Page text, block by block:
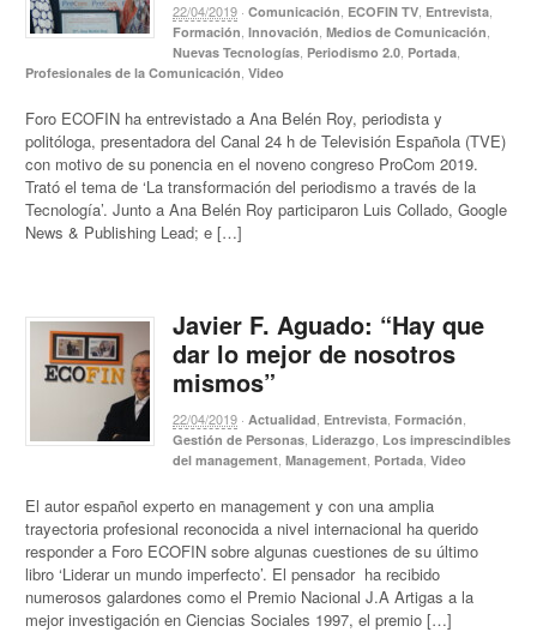
22/04/2019 ·Comunicación, ECOFIN TV, Entrevista,
Formación,Innovación,Medios de Comunicación,
Nuevas Tecnologías, Periodismo 2.0, Portada,
Profesionales de la Comunicación,Video
Foro ECOFIN ha entrevistado a Ana Belén Roy, periodista y
politóloga, presentadora del Canal 24 h de Televisión Española (TVE)
con motivo de su ponencia en el noveno congreso ProCom 2019.
Trató el tema de ‘La transformación del periodismo a través de la
Tecnología’. Junto a Ana Belén Roy participaron Luis Collado, Google
News & Publishing Lead; e […]
Javier F. Aguado: “Hay que
dar lo mejor de nosotros
mismos”
22/04/2019 · Actualidad Entrevista Formación
Gestión de Personas Liderazgo Los imprescindibles
del management ,Management Portada ,Video
El autor español experto en management y con una amplia
trayectoria profesional reconocida a nivel internacional ha querido
responder a Foro ECOFIN sobre algunas cuestiones de su último
libro ‘Liderar un mundo imperfecto’. El pensador ha recibido
numerosos galardones como el Premio Nacional J.A Artigas a la
mejor investigación en Ciencias Sociales 1997, el premio […]